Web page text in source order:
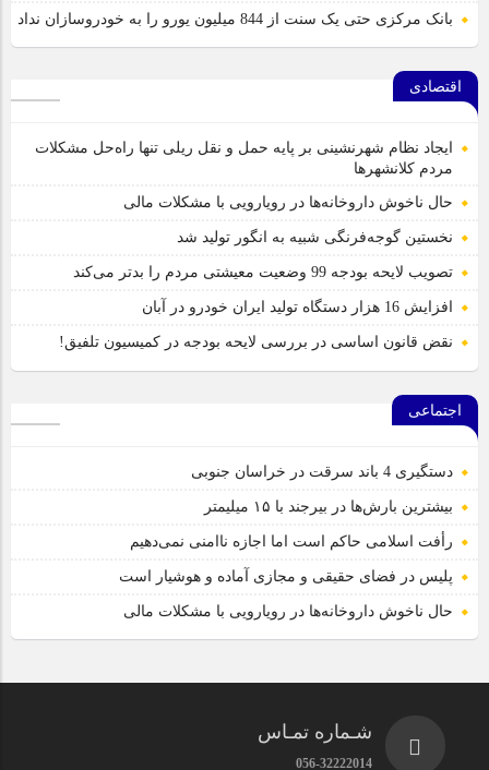
بانک مرکزی حتی یک سنت از 844 میلیون یورو را به خودروسازان نداد
اقتصادی
ایجاد نظام شهرنشینی بر پایه حمل و نقل ریلی تنها راه‌حل مشکلات
مردم کلانشهرها
حال ناخوش داروخانه‌ها در رویارویی با مشکلات مالی
نخستین گوجه‌فرنگی شبیه به انگور تولید شد
تصویب لایحه بودجه 99 وضعیت معیشتی مردم را بدتر می‌کند
افزایش 16 هزار دستگاه تولید ایران خودرو در آبان
نقض قانون اساسی در بررسی لایحه بودجه در کمیسیون تلفیق!
اجتماعی
دستگیری 4 باند سرقت در خراسان جنوبی
بیشترین بارش‌ها در بیرجند با ۱۵ میلیمتر
رأفت اسلامی حاکم است اما اجازه ناامنی نمی‌دهیم
پلیس در فضای حقیقی و مجازی آماده و هوشیار است
حال ناخوش داروخانه‌ها در رویارویی با مشکلات مالی
شـماره تمـاس
056-32222014